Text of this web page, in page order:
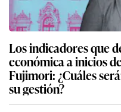
Los indicadores que
económica a inicios
Fujimori: ¿Cuáles
su gestión?